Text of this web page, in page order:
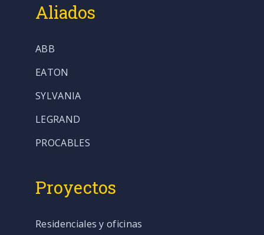
Aliados
ABB
EATON
SYLVANIA
LEGRAND
PROCABLES
Proyectos
Residenciales y oficinas